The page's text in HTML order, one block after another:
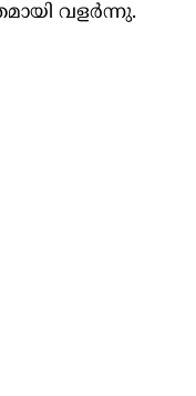
വളര്‍ന്നു.